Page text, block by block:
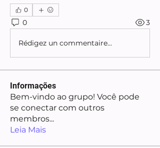
0
0 3
Rédigez un commentaire...
Informações
Bem-vindo ao grupo! Você pode
se conectar com outros
membros...
Leia Mais